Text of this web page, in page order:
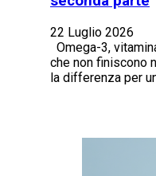
22 Luglio 2026
Omega-3,
che non finiscono
la differenza per